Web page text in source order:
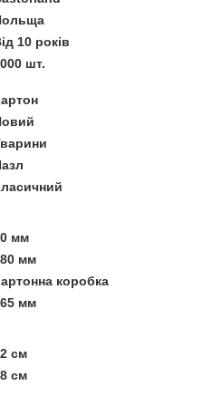
10 років
шт.
мм
мм
коробка
мм
см
см